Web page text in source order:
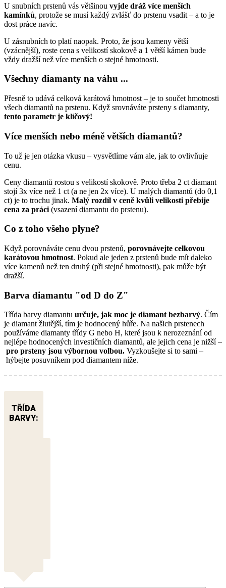
U snubních prstenů vás většinou vyjde dráž více menších
kamínků, protože se musí každý zvlášť do prstenu vsadit – a to je
dost práce navíc.
U zásnubních to platí naopak. Proto, že jsou kameny větší
(vzácnější), roste cena s velikostí skokově a 1 větší kámen bude
vždy dražší než více menších o stejné hmotnosti.
Všechny diamanty na váhu ...
Přesně to udává celková karátová hmotnost – je to součet hmotnosti
všech diamantů na prstenu. Když srovnáváte prsteny s diamanty,
tento parametr je klíčový!
Více menších nebo méně větších diamantů?
To už je jen otázka vkusu – vysvětlíme vám ale, jak to ovlivňuje
cenu.
Ceny diamantů rostou s velikostí skokově. Proto třeba 2 ct diamant
stojí 3x více než 1 ct (a ne jen 2x více). U malých diamantů (do 0,1
ct) je to trochu jinak. Malý rozdíl v ceně kvůli velikosti přebije
cena za práci (vsazení diamantu do prstenu).
Co z toho všeho plyne?
Když porovnáváte cenu dvou prstenů, porovnávejte celkovou
karátovou hmotnost. Pokud ale jeden z prstenů bude mít daleko
více kamenů než ten druhý (při stejné hmotnosti), pak může být
dražší.
Barva diamantu "od D do Z"
Třída barvy diamantu určuje, jak moc je diamant bezbarvý. Čím
je diamant žlutější, tím je hodnocený hůře. Na našich prstenech
používáme diamanty třídy G nebo H, které jsou k nerozeznání od
nejlépe hodnocených investičních diamantů, ale jejich cena je nižší –
pro prsteny jsou výbornou volbou. Vyzkoušejte si to sami –
hýbejte posuvníkem pod diamantem níže.
TŘÍDA
BARVY: